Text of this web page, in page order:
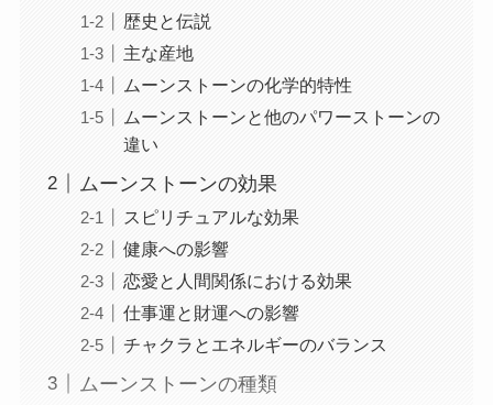
歴史と伝説
主な産地
ムーンストーンの化学的特性
ムーンストーンと他のパワーストーンの
違い
ムーンストーンの効果
スピリチュアルな効果
健康への影響
恋愛と人間関係における効果
仕事運と財運への影響
チャクラとエネルギーのバランス
ムーンストーンの種類